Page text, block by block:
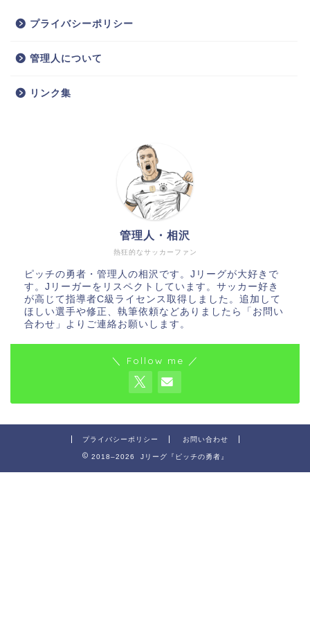
プライバシーポリシー
管理人について
リンク集
熱狂的なサッカーファン
管理人・相沢
ピッチの勇者・管理人の相沢です。Jリーグが大好きで
す。Jリーガーをリスペクトしています。サッカー好き
が高じて指導者C級ライセンス取得しました。追加して
ほしい選手や修正、執筆依頼などありましたら「お問い
合わせ」よりご連絡お願いします。
＼ Follow me ／
プライバシーポリシー お問い合わせ
2018–2026 Jリーグ『ピッチの勇者』